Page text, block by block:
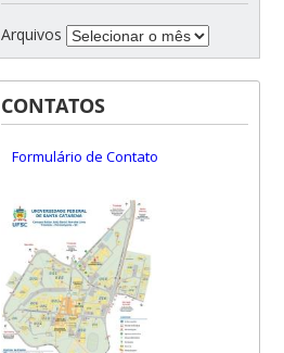
Arquivos
CONTATOS
Formulário de Contato